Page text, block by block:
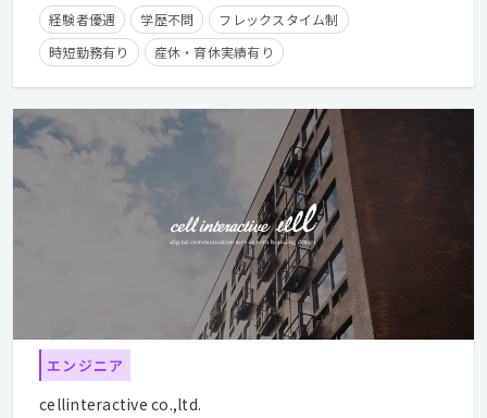
経験者優遇 学歴不問
フレックスタイム制
時短勤務有り
産休・育休実績有り
クライアントとの直接取引多数
在宅勤務可
エンジニア
cellinteractive co.,ltd.